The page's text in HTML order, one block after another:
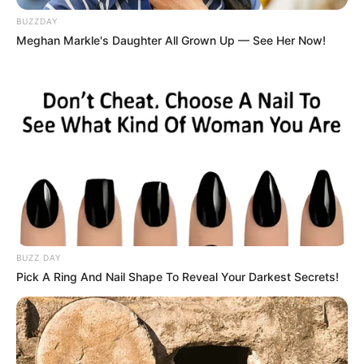
Dia terkenal karena membintangi sinetronPanggilan (2022).
Ia asalnya dari mana?
Berapa umurnya?
Dia lahir pada tahun 2008, dan berusia 15 tahun pada tahun 2023.
Tidak diketahui kapan merayakan ulang tahun.
Berapa tingginya?
Tidak diketahui berapa tingginya.
Siapa orang tuanya ?
Dia tidak mengungkapkan nama ayah dan ibunya.
Apakah Cantikasudah menikah?
Dia belum menikah. Tidak ada informasi apakah dia sedang
BUZZDAY
Meghan Markle's Daughter All Grown Up — See Her Now!
BUZZ DAY
Pick A Ring And Nail Shape To Reveal Your Darkest Secrets!